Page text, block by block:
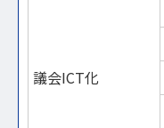
議会ICT化